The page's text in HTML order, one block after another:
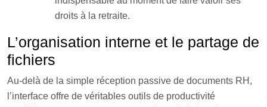
droits à la retraite.
L’organisation interne et le partage de
fichiers
Au-delà de la simple réception passive de documents RH,
l’interface offre de véritables outils de productivité